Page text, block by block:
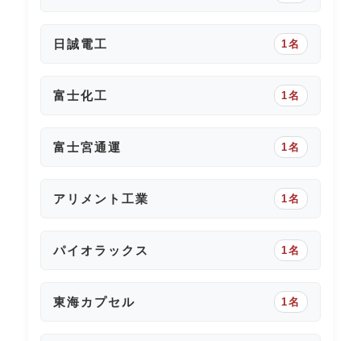
日誠電工 1名
富士化工 1名
富士宮通運 1名
アリメント工業 1名
パイオラックス 1名
東海カプセル 1名